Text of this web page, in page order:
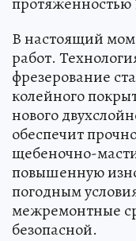
В настоящий
работ.
фрезерование
колейного
нового
обеспечит
щебеночно-
повышенную
погодным
межремонтные
безопасной.